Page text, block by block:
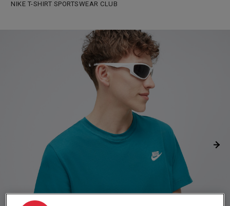
NIKE T-SHIRT SPORTSWEAR CLUB